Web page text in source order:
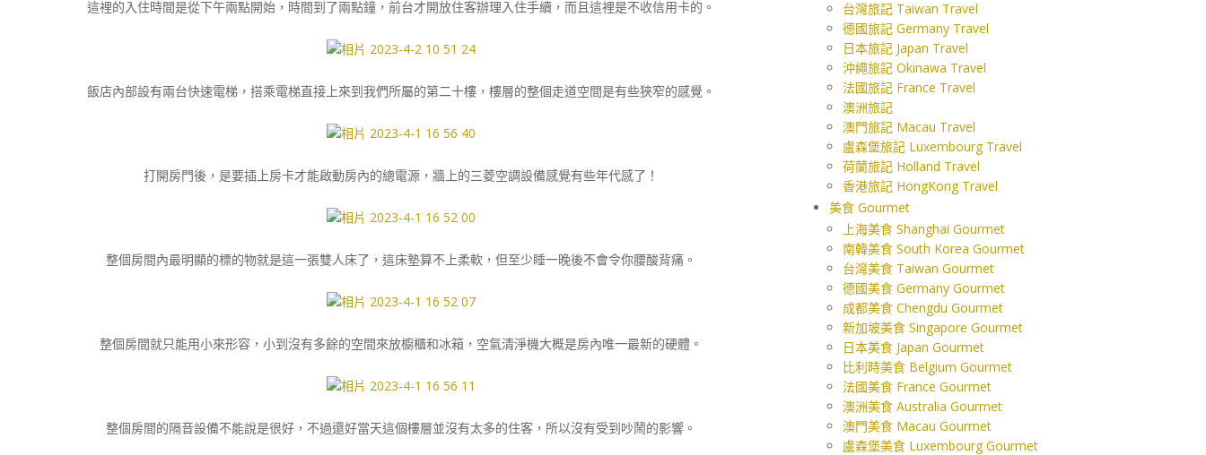
這裡的入住時間是從下午兩點開始，時間到了兩點鐘，前台才開放住客辦理入住手續，而且這裡是不收信用卡的。
飯店內部設有兩台快速電梯，搭乘電梯直接上來到我們所屬的第二十樓，樓層的整個走道空間是有些狹窄的感覺。
打開房門後，是要插上房卡才能啟動房內的總電源，牆上的三菱空調設備感覺有些年代感了！
整個房間內最明顯的標的物就是這一張雙人床了，這床墊算不上柔軟，但至少睡一晚後不會令你腰酸背痛。
整個房間就只能用小來形容，小到沒有多餘的空間來放櫥櫃和冰箱，空氣清淨機大概是房內唯一最新的硬體。
整個房間的隔音設備不能說是很好，不過還好當天這個樓層並沒有太多的住客，所以沒有受到吵鬧的影響。
台灣旅記 Taiwan Travel
德國旅記 Germany Travel
日本旅記 Japan Travel
沖繩旅記 Okinawa Travel
法國旅記 France Travel
澳洲旅記
澳門旅記 Macau Travel
盧森堡旅記 Luxembourg Travel
荷蘭旅記 Holland Travel
香港旅記 HongKong Travel
美食 Gourmet
上海美食 Shanghai Gourmet
南韓美食 South Korea Gourmet
台灣美食 Taiwan Gourmet
德國美食 Germany Gourmet
成都美食 Chengdu Gourmet
新加坡美食 Singapore Gourmet
日本美食 Japan Gourmet
比利時美食 Belgium Gourmet
法國美食 France Gourmet
澳洲美食 Australia Gourmet
澳門美食 Macau Gourmet
盧森堡美食 Luxembourg Gourmet